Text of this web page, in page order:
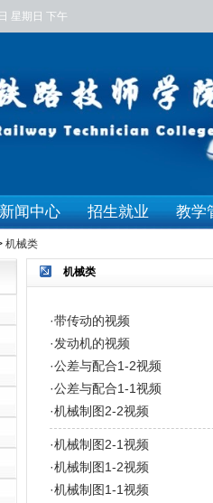
星期日 下午
新闻中心 招生就业 教学
机械类
机械类
·带传动的视频
·发动机的视频
·公差与配合1-2视频
·公差与配合1-1视频
·机械制图2-2视频
·机械制图2-1视频
·机械制图1-2视频
·机械制图1-1视频